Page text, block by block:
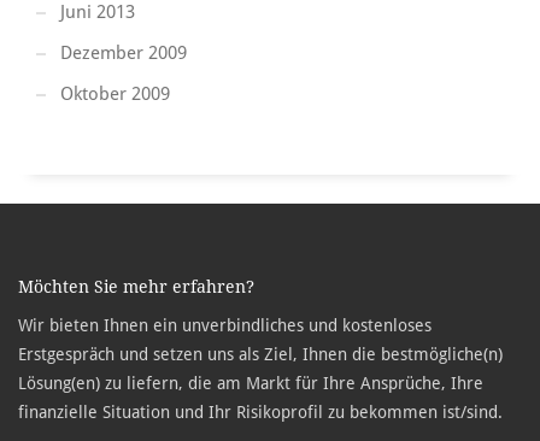
Juni 2013
Dezember 2009
Oktober 2009
Möchten Sie mehr erfahren?
Wir bieten Ihnen ein unverbindliches und kostenloses
Erstgespräch und setzen uns als Ziel, Ihnen die bestmögliche(n)
Lösung(en) zu liefern, die am Markt für Ihre Ansprüche, Ihre
finanzielle Situation und Ihr Risikoprofil zu bekommen ist/sind.